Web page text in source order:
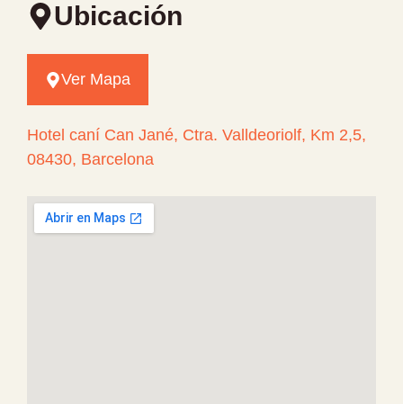
Ubicación
Ver Mapa
Hotel caní Can Jané, Ctra. Valldeoriolf, Km 2,5,
08430, Barcelona